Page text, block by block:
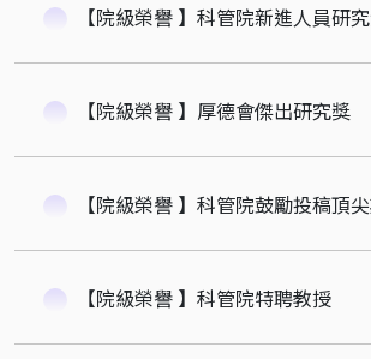
【院級榮譽 】科管院新進人員研
【院級榮譽 】厚德會傑出研究獎
【院級榮譽 】科管院鼓勵投稿頂
【院級榮譽 】科管院特聘教授